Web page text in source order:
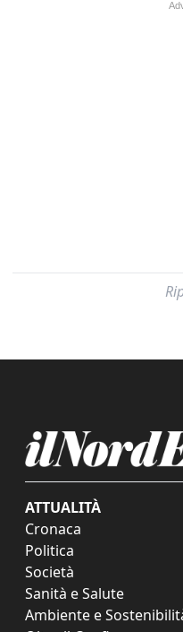
ATTUALITÀ
Cronaca
Politica
Società
Sanità e Salute
Ambiente e